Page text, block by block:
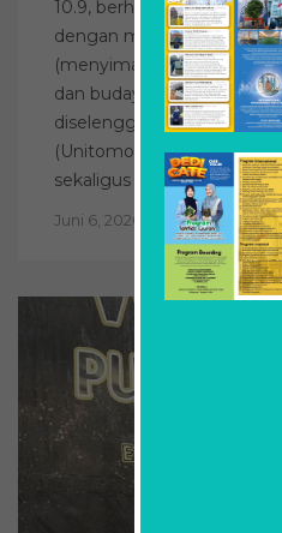
10.9, berhasil menorehkan
dengan meraih Juara 1
(menyimak bahasa
dan budaya Jepang
diselenggarakan di
(Unitomo). Kemenangan
sekaligus […]
Juni 6, 2026